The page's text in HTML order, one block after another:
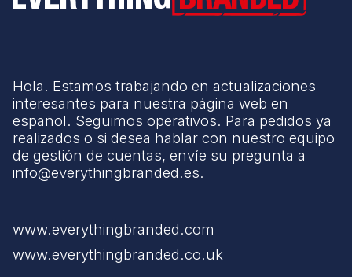
Hola. Estamos trabajando en actualizaciones
interesantes para nuestra página web en
español. Seguimos operativos. Para pedidos ya
realizados o si desea hablar con nuestro equipo
de gestión de cuentas, envíe su pregunta a
info@everythingbranded.es.
www.everythingbranded.com
www.everythingbranded.co.uk